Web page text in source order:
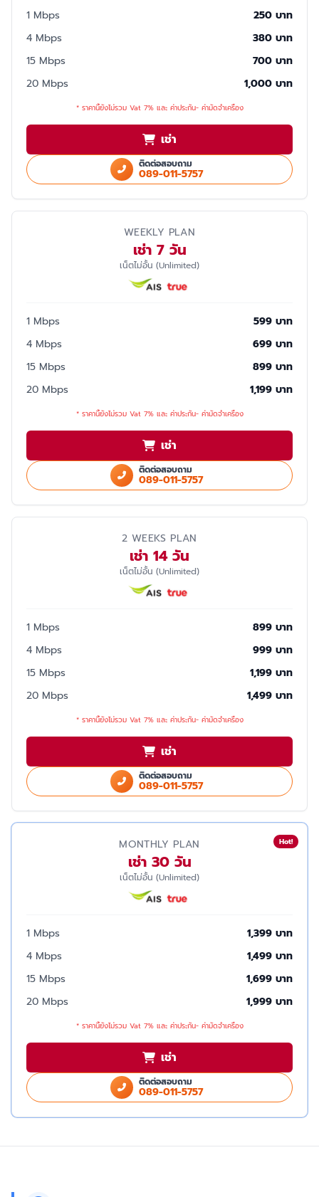
1 Mbps
250 บาท
4 Mbps
380 บาท
15 Mbps
700 บาท
20 Mbps
1,000 บาท
* ราคานี้ยังไม่รวม Vat 7% และ ค่าประกัน- ค่ามัดจำเครื่อง
เช่า
ติดต่อสอบถาม
089-011-5757
WEEKLY PLAN
เช่า 7 วัน
เน็ตไม่อั้น (Unlimited)
1 Mbps
599 บาท
4 Mbps
699 บาท
15 Mbps
899 บาท
20 Mbps
1,199 บาท
* ราคานี้ยังไม่รวม Vat 7% และ ค่าประกัน- ค่ามัดจำเครื่อง
เช่า
ติดต่อสอบถาม
089-011-5757
2 WEEKS PLAN
เช่า 14 วัน
เน็ตไม่อั้น (Unlimited)
1 Mbps
899 บาท
4 Mbps
999 บาท
15 Mbps
1,199 บาท
20 Mbps
1,499 บาท
* ราคานี้ยังไม่รวม Vat 7% และ ค่าประกัน- ค่ามัดจำเครื่อง
เช่า
ติดต่อสอบถาม
089-011-5757
Hot!
MONTHLY PLAN
เช่า 30 วัน
เน็ตไม่อั้น (Unlimited)
1 Mbps
1,399 บาท
4 Mbps
1,499 บาท
15 Mbps
1,699 บาท
20 Mbps
1,999 บาท
* ราคานี้ยังไม่รวม Vat 7% และ ค่าประกัน- ค่ามัดจำเครื่อง
เช่า
ติดต่อสอบถาม
089-011-5757